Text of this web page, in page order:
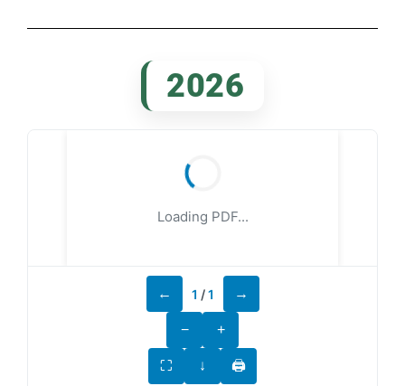
2026
Loading PDF...
− +
← 1 / 1 →
⛶ ↓ 🖨